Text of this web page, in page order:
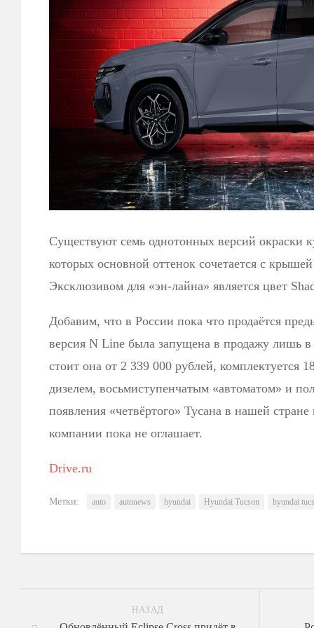
Существуют семь однотонных версий окраски
которых основной оттенок сочетается с
Эксклюзивом для «эн-лайна» является цвет
Добавим, что в России пока что продаётся
версия N Line была запущена в продажу лишь в
стоит она от 2 339 000 рублей, комплектуется
дизелем, восьмиступенчатым «автоматом» и
появления «четвёртого» Тусана в нашей стране
компании пока не оглашает.
Drive.ru
Метки: auto autonews hyundai Hyundai Tucson hyundai
НАЗАД